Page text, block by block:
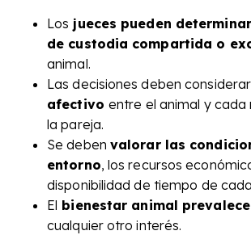
Los jueces pueden
de custodia compartida o
animal.
Las decisiones deben
afectivo entre el animal y cada
la pareja.
Se deben valorar las
entorno, los recursos
disponibilidad de tiempo de
El bienestar animal prevalece
cualquier otro interés.